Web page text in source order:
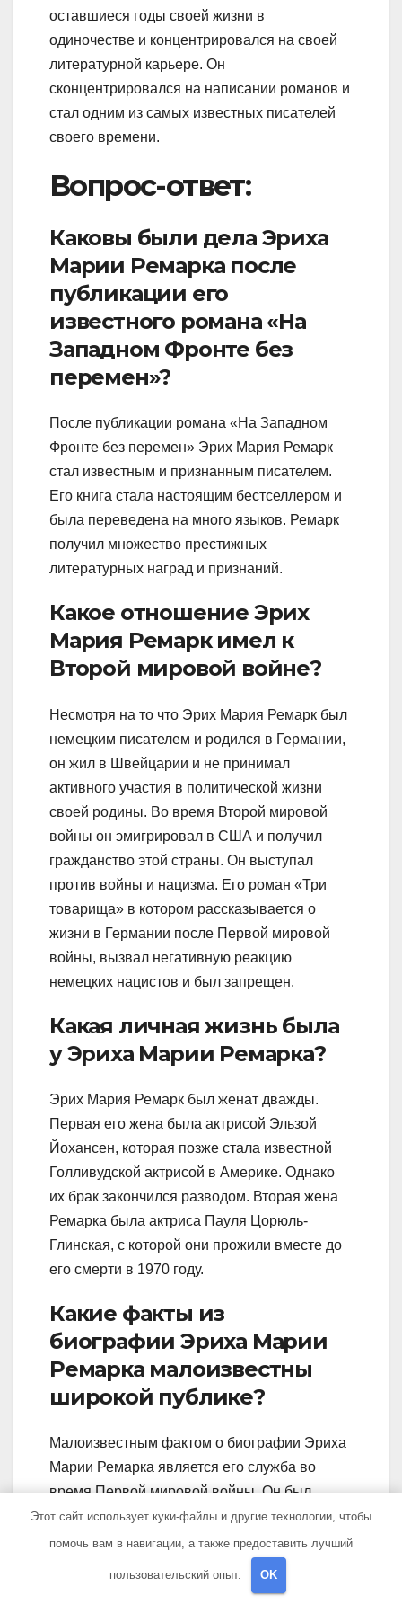
оставшиеся годы своей жизни в
одиночестве и концентрировался на своей
литературной карьере. Он
сконцентрировался на написании романов и
стал одним из самых известных писателей
своего времени.
Вопрос-ответ:
Каковы были дела Эриха
Марии Ремарка после
публикации его
известного романа «На
Западном Фронте без
перемен»?
После публикации романа «На Западном
Фронте без перемен» Эрих Мария Ремарк
стал известным и признанным писателем.
Его книга стала настоящим бестселлером и
была переведена на много языков. Ремарк
получил множество престижных
литературных наград и признаний.
Какое отношение Эрих
Мария Ремарк имел к
Второй мировой войне?
Несмотря на то что Эрих Мария Ремарк был
немецким писателем и родился в Германии,
он жил в Швейцарии и не принимал
активного участия в политической жизни
своей родины. Во время Второй мировой
войны он эмигрировал в США и получил
гражданство этой страны. Он выступал
против войны и нацизма. Его роман «Три
товарища» в котором рассказывается о
жизни в Германии после Первой мировой
войны, вызвал негативную реакцию
немецких нацистов и был запрещен.
Какая личная жизнь была
у Эриха Марии Ремарка?
Эрих Мария Ремарк был женат дважды.
Первая его жена была актрисой Эльзой
Йохансен, которая позже стала известной
Голливудской актрисой в Америке. Однако
их брак закончился разводом. Вторая жена
Ремарка была актриса Пауля Цорюль-
Глинская, с которой они прожили вместе до
его смерти в 1970 году.
Какие факты из
биографии Эриха Марии
Ремарка малоизвестны
широкой публике?
Малоизвестным фактом о биографии Эриха
Марии Ремарка является его служба во
время Первой мировой войны. Он был
солдатом-фронтовиком и дважды был ранен
в бою. Также малоизвестно, что роман «На
Западном Фронте без перемен» был
написан в период, когда Ремарк находился в
Этот сайт использует куки-файлы и другие технологии, чтобы
помочь вам в навигации, а также предоставить лучший
пользовательский опыт. OK